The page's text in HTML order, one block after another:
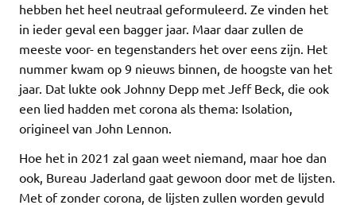
hebben het heel neutraal geformuleerd. Ze vinden het
in ieder geval een bagger jaar. Maar daar zullen de
meeste voor- en tegenstanders het over eens zijn. Het
nummer kwam op 9 nieuws binnen, de hoogste van het
jaar. Dat lukte ook Johnny Depp met Jeff Beck, die ook
een lied hadden met corona als thema: Isolation,
origineel van John Lennon.
Hoe het in 2021 zal gaan weet niemand, maar hoe dan
ook, Bureau Jaderland gaat gewoon door met de lijsten.
Met of zonder corona, de lijsten zullen worden gevuld